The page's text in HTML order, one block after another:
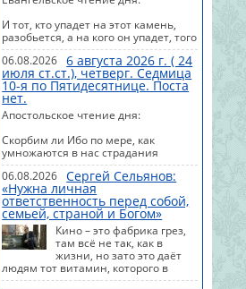
И тот, кто упадет на этот камень,
разобьется, а на кого он упадет, того
раздавит.
#Евангелие #Сегодня #Календарь
06.08.2026 6 августа 2026 г. ( 24
июля ст.ст.), четверг. Седмица
10-я по Пятидесятнице. Поста
нет.
Апостольское чтение дня:
Скорбим ли Ибо по мере, как
умножаются в нас страдания
Христовы, умножается Христом и
утеше
#Апостол #Сегодня #Календарь
06.08.2026 Сергей Сельянов:
«Нужна личная
ответственность перед собой,
семьей, страной и Богом»
Кино – это фабрика грез,
там всё не так, как в
жизни, но зато это даёт
людям тот витамин, которого в
жизни как раз не хватает.